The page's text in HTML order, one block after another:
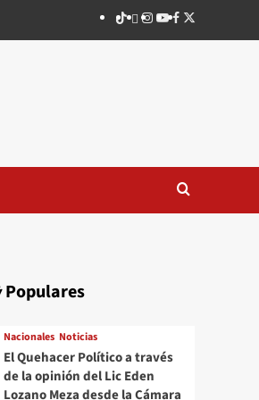
TikTok
threads
Instagram
Youtube
Facebook
X
Populares
Nacionales Noticias
El Quehacer Político a través
de la opinión del Lic Eden
Lozano Meza desde la Cámara